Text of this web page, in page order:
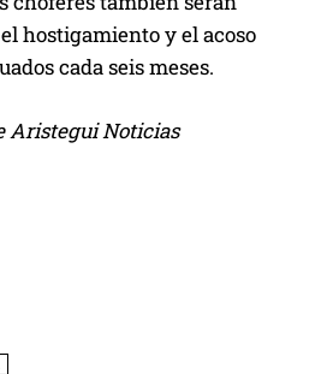
hostigamiento y el acoso
cada seis meses.
Aristegui Noticias